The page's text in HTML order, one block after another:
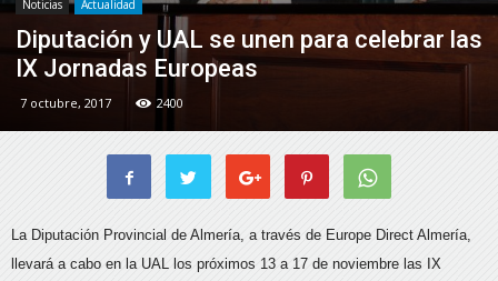
Noticias Actualidad
Diputación y UAL se unen para celebrar las
IX Jornadas Europeas
7 octubre, 2017 2400
La Diputación Provincial de Almería, a través de Europe Direct Almería,
llevará a cabo en la UAL los próximos 13 a 17 de noviembre las IX